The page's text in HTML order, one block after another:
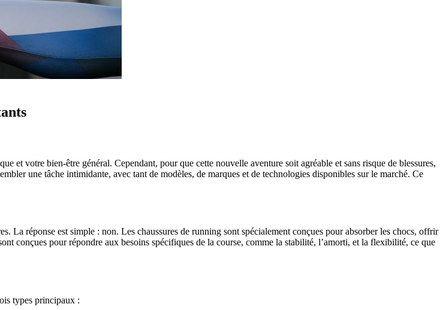
et votre bien-être général. Cependant, pour que cette nouvelle aventure soit agréable et sans risque de blessures,
une tâche intimidante, avec tant de modèles, de marques et de technologies disponibles sur le marché. Ce
La réponse est simple : non. Les chaussures de running sont spécialement conçues pour absorber les chocs, offrir
conçues pour répondre aux besoins spécifiques de la course, comme la stabilité, l’amorti, et la flexibilité, ce que
types principaux :